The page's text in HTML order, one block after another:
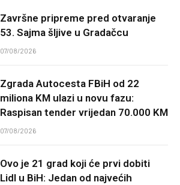
Završne pripreme pred otvaranje
53. Sajma šljive u Gradačcu
07/08/2026
Zgrada Autocesta FBiH od 22
miliona KM ulazi u novu fazu:
Raspisan tender vrijedan 70.000 KM
07/08/2026
Ovo je 21 grad koji će prvi dobiti
Lidl u BiH: Jedan od najvećih